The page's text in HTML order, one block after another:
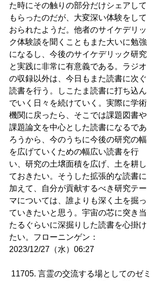
た時にその触りの部分だけシェアして
もらったのだが、大変深い体験をして
おられたようだ。他者のサイケデリッ
ク体験談を聞くこともまた大いに勉強
になるし、今後のサイケデリック研究
と実践に非常に有意義である。ラジオ
の収録以外は、今日もまた読書に次ぐ
読書を行う。しこたま読書に打ち込ん
でいく日々を続けていく。実際に学術
機関に戻ったら、そこでは課題図書や
課題論文を中心とした読書になるであ
ろうから、今のうちに今後の研究の幅
を広げていくための幅広い読書を行
い、研究の土壌面積を広げ、土を耕し
ておきたい。そうした拡張的な読書に
加えて、自分が貢献するべき研究テー
マについては、誰よりも深く土を掘っ
ていきたいと思う。宇宙の芯に突き当
たるぐらいに深掘りした読書を心掛け
たい。フローニンゲン：
2023/12/27（水）06:27
11705. 言霊の交流する場としてのゼミ